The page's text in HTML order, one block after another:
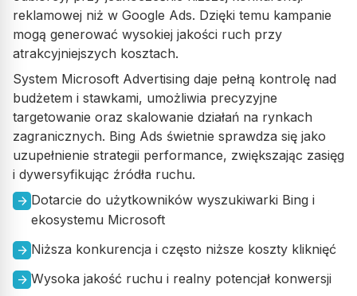
reklamowej niż w Google Ads. Dzięki temu kampanie
mogą generować wysokiej jakości ruch przy
atrakcyjniejszych kosztach.
System Microsoft Advertising daje pełną kontrolę nad
budżetem i stawkami, umożliwia precyzyjne
targetowanie oraz skalowanie działań na rynkach
zagranicznych. Bing Ads świetnie sprawdza się jako
uzupełnienie strategii performance, zwiększając zasięg
i dywersyfikując źródła ruchu.
arrow_forward Dotarcie do użytkowników wyszukiwarki Bing i
ekosystemu Microsoft
arrow_forward Niższa konkurencja i często niższe koszty kliknięć
arrow_forward Wysoka jakość ruchu i realny potencjał konwersji
Rzetelność, bardzo dobry kontakt i zauważalne rezultaty.
Zaangażowanie oraz skuteczne działania przełożyły się na
zauważalny wzrost naszej sprzedaży. Szczególnie polecam
Pana Mateusza.
expand_more
Opublikowano w Google
Dawid Nawrocki
Profesjonalne podejście do klienta oraz przyjazna atmosfera.